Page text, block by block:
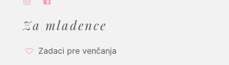
Za mladence
Zadaci pre venčanja